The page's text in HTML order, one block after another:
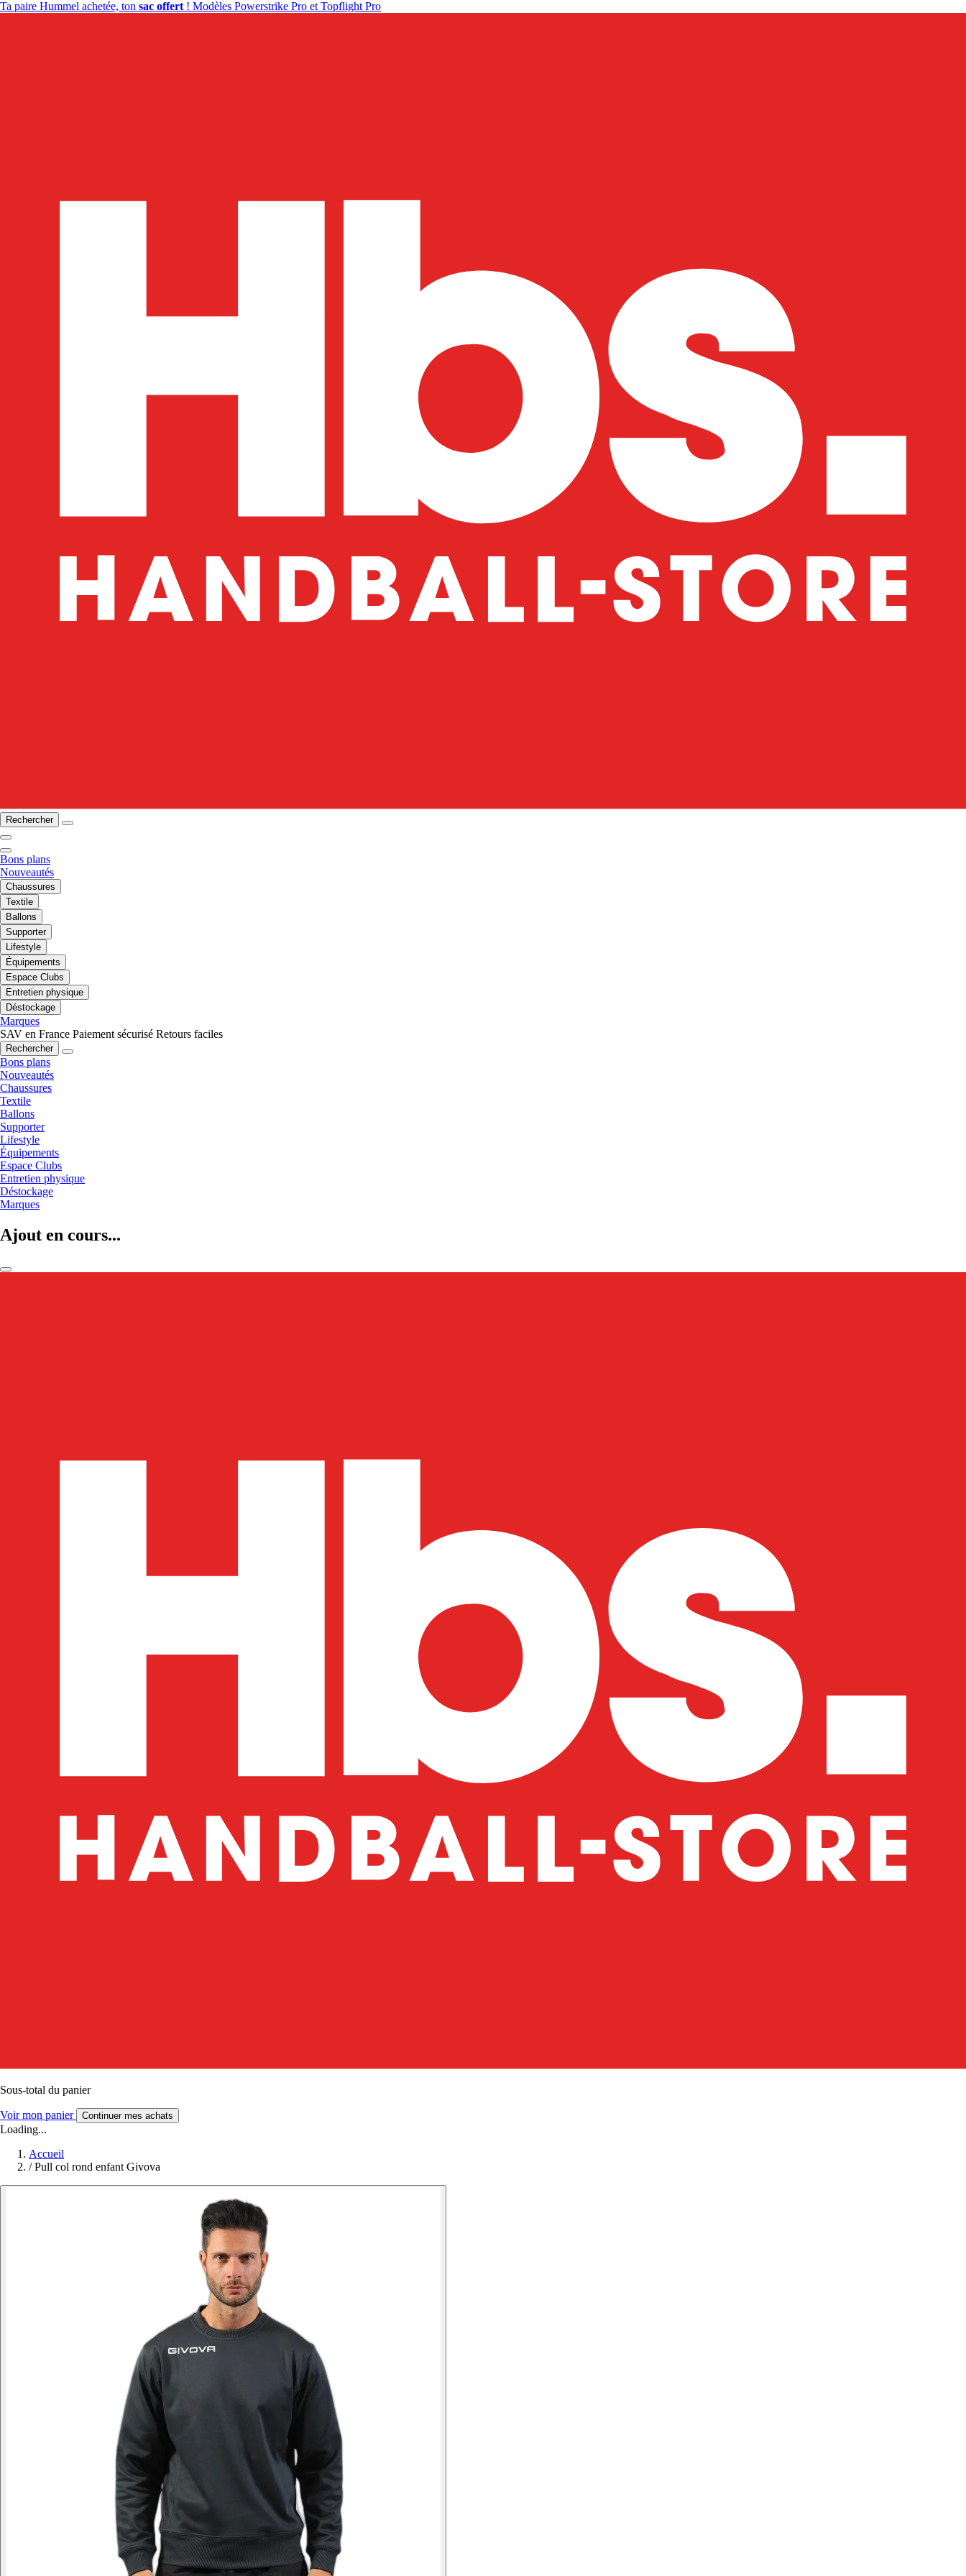
Ta paire Hummel achetée, ton sac offert ! Modèles Powerstrike Pro et Topflight Pro
Rechercher
Bons plans
Nouveautés
Chaussures
Textile
Ballons
Supporter
Lifestyle
Équipements
Espace Clubs
Entretien physique
Déstockage
Marques
SAV en France Paiement sécurisé Retours faciles
Rechercher
Bons plans
Nouveautés
Chaussures
Textile
Ballons
Supporter
Lifestyle
Équipements
Espace Clubs
Entretien physique
Déstockage
Marques
Ajout en cours...
Sous-total du panier
Voir mon panier Continuer mes achats
Loading...
Accueil
/ Pull col rond enfant Givova